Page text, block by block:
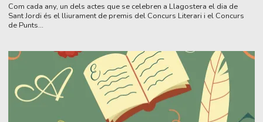
Com cada any, un dels actes que se celebren a Llagostera el dia de
Sant Jordi és el lliurament de premis del Concurs Literari i el Concurs
de Punts...